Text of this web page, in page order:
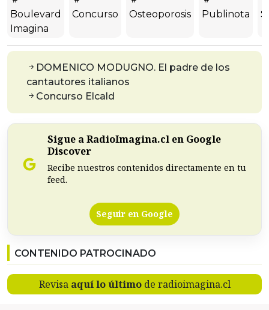
Boulevard
Imagina
Concurso Osteoporosis Publinota
DOMENICO MODUGNO. El padre de los
cantautores italianos
Concurso Elcald
Sigue a RadioImagina.cl en Google
Discover
Recibe nuestros contenidos directamente en tu
feed.
Seguir en Google
CONTENIDO PATROCINADO
Revisa aquí lo últimode radioimagina.cl